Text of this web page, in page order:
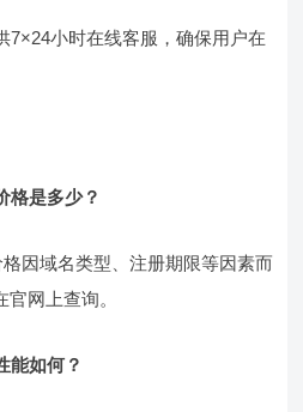
7×24小时在线客服，确保用户在
格是多少？
因域名类型、注册期限等因素而
网上查询。
能如何？